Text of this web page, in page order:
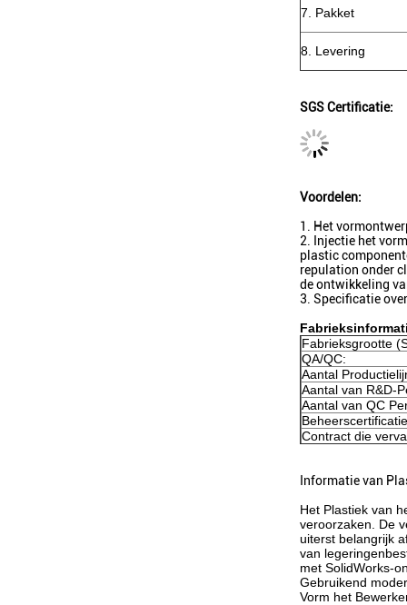
7. Pakket
8. Levering
SGS Certificatie:
Voordelen:
1. Het
2. Injectie het
plastic
repulation onder
de ontwikkeling
3. Specificatie
Fabrieksgrootte
QA/QC:
Aantal
Aantal van R&D-
Aantal van QC
Contract die
Informatie van
Het Plastiek van
veroorzaken. De
uiterst belangrijk
van
met SolidWorks-
Gebruikend
Vorm het